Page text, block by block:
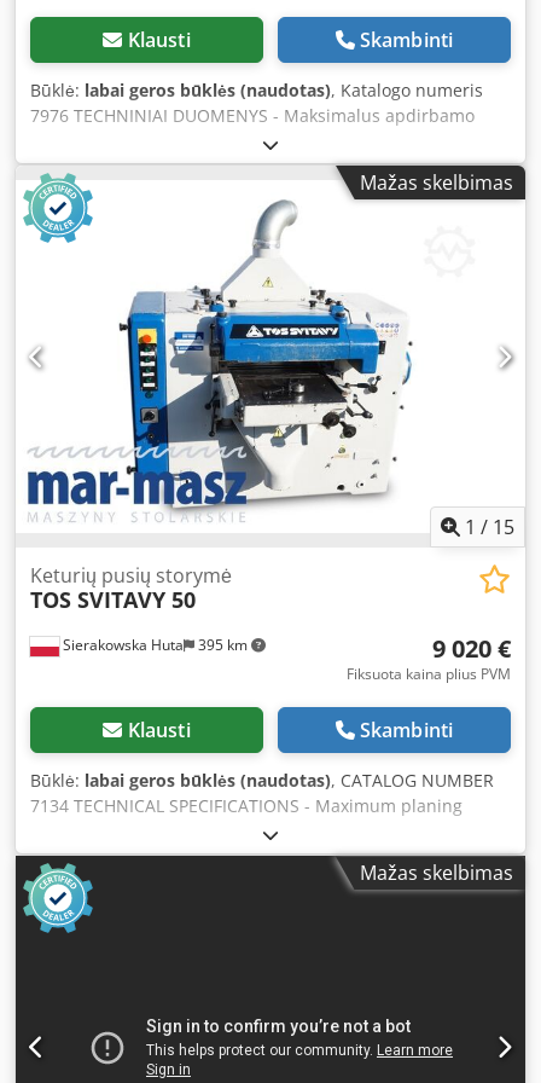
Klausti Skambinti
Būklė: labai geros būklės (naudotas), Katalogo numeris
7976 TECHNINIAI DUOMENYS - Maksimalus apdirbamo
ruošinio plotis: 1100 mm - Maksimalus apdirbamo ruošinio
aukštis: 160 mm 2 agregatai: 1) Gumuotas grioveliuotas
kalibravimo volas 2) Pneumatinis batelis + 2 metaliniai
volai – iš viršaus: - 2 slystantys metaliniai volai -
prispaudėjas - agregatas - 2 slystantys metaliniai volai -
agregatas - 2 slystantys metaliniai volai - valymo šepetys –
iš apačios: - 2 slystantys gumuoti volai - traukimo juosta -
pneumatinė juostos osciliacija su fotodavikliais - elektrinis
stalo pakėlimas - 2 padavimo greičiai - darbinis slėgis 8-10
bar - ištraukimo pajungimo skersmuo 2x200 mm - bendra
galia 30 kW - bendri matmenys (ilgis/plotis/aukštis)
2230x2020x2050 mm - svoris apie 3000 kg PRIVALUMAI –
vokiška gamyba – 2 agregatai Chodpfxezhvymj Alysa –
naudota šlifavimo staklė, labai gera būklė Grynoji kaina: 16
900 PLN Grynoji kaina: 4 000 EUR pagal 4,2 PLN/EUR kursą
(Kainos gali keistis esant didesniems svyravimams)
Mažas skelbimas
1 / 15
Sierakowska Huta 395 km
Keturių pusių storymė
TOS SVITAVY 50
9 020 €
Fiksuota kaina plius PVM
Klausti Skambinti
Būklė: labai geros būklės (naudotas), CATALOG NUMBER
7134 TECHNICAL SPECIFICATIONS - Maximum planing
width: 500 mm - Maximum planing height: 190 mm From
above: - Anti-kickback fingers - Feeding roller, sequential -
Hold-down rollers, 2 rows - Infeed traction roller,
sequential - Planing shaft 500 mm, 4-knife, 7.5 kW motor -
Hold-downs - Outfeed smooth traction roller - Outfeed
rollers - Side pressure roller From the back: - Side
spindles: 1) Right vertical 140 mm, 4 kW 2) Left vertical 140
Mažas skelbimas